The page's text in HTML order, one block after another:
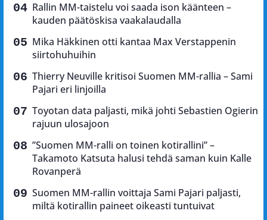
Rallin MM-taistelu voi saada ison käänteen –
kauden päätöskisa vaakalaudalla
Mika Häkkinen otti kantaa Max Verstappenin
siirtohuhuihin
Thierry Neuville kritisoi Suomen MM-rallia – Sami
Pajari eri linjoilla
Toyotan data paljasti, mikä johti Sebastien Ogierin
rajuun ulosajoon
”Suomen MM-ralli on toinen kotirallini” –
Takamoto Katsuta halusi tehdä saman kuin Kalle
Rovanperä
Suomen MM-rallin voittaja Sami Pajari paljasti,
miltä kotirallin paineet oikeasti tuntuivat